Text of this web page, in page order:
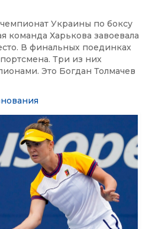
Украины по боксу
команда Харькова завоевала
В финальных поединках
Три из них
Это Богдан Толмачев